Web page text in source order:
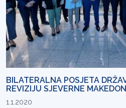
BILATERALNA POSJETA
REVIZIJU SJEVERNE
1.1.2020